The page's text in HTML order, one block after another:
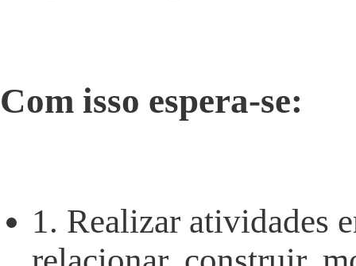
Com isso espera-se:
1. Realizar atividades